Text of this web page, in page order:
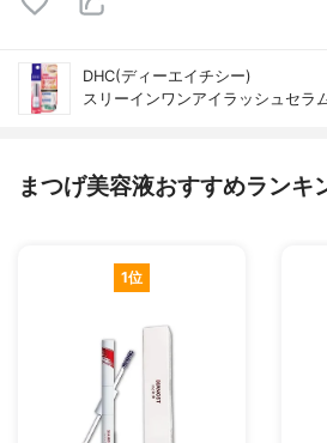
DHC(ディーエイチシー)
スリーインワンアイラッシュセラ
まつげ美容液おすすめランキ
1位